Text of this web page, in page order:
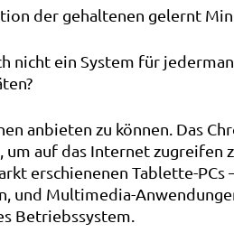
der gehaltenen gelernt
nicht ein System für
anbieten zu können. Das
auf das Internet zugreifen
erschienenen Tablette-PCs
und Multimedia-
Betriebssystem.